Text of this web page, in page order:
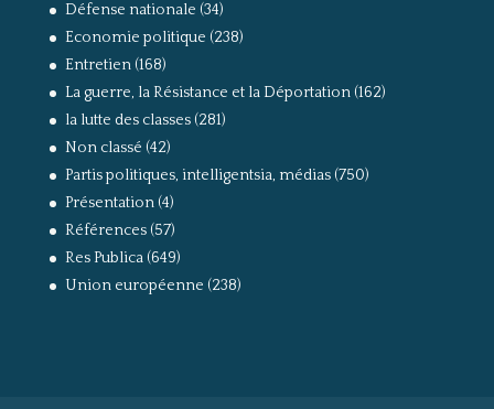
Défense nationale (34)
Economie politique (238)
Entretien(168)
La guerre, la Résistance et la Déportation(162)
la lutte des classes(281)
Non classé (42)
Partis politiques, intelligentsia, médias(750)
Présentation(4)
Références(57)
Res Publica(649)
Union européenne (238)